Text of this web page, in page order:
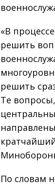
«В
решить
решить
Те
По словам